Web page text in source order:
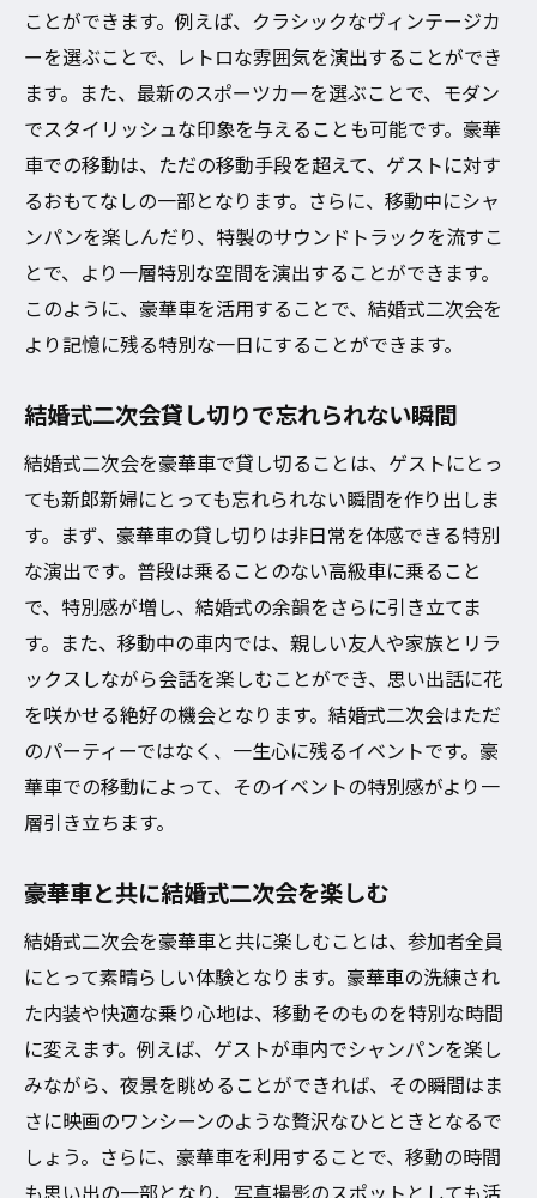
結婚式二次会貸し切りで彩る秘訣
豪華車で二次会を特別にする方法
結婚式二次会貸し切りで華やかに
豪華車で彩る二次会のコツ
結婚式二次会貸し切りで特別な演出を
豪華車と共に二次会を彩る
ことができます。例えば、クラシックなヴィンテージカ
ーを選ぶことで、レトロな雰囲気を演出することができ
ます。また、最新のスポーツカーを選ぶことで、モダン
でスタイリッシュな印象を与えることも可能です。豪華
車での移動は、ただの移動手段を超えて、ゲストに対す
るおもてなしの一部となります。さらに、移動中にシャ
ンパンを楽しんだり、特製のサウンドトラックを流すこ
とで、より一層特別な空間を演出することができます。
このように、豪華車を活用することで、結婚式二次会を
より記憶に残る特別な一日にすることができます。
結婚式二次会貸し切りで忘れられない瞬間
結婚式二次会を豪華車で貸し切ることは、ゲストにとっ
ても新郎新婦にとっても忘れられない瞬間を作り出しま
す。まず、豪華車の貸し切りは非日常を体感できる特別
な演出です。普段は乗ることのない高級車に乗ること
で、特別感が増し、結婚式の余韻をさらに引き立てま
す。また、移動中の車内では、親しい友人や家族とリラ
ックスしながら会話を楽しむことができ、思い出話に花
を咲かせる絶好の機会となります。結婚式二次会はただ
のパーティーではなく、一生心に残るイベントです。豪
華車での移動によって、そのイベントの特別感がより一
層引き立ちます。
豪華車と共に結婚式二次会を楽しむ
結婚式二次会を豪華車と共に楽しむことは、参加者全員
にとって素晴らしい体験となります。豪華車の洗練され
た内装や快適な乗り心地は、移動そのものを特別な時間
に変えます。例えば、ゲストが車内でシャンパンを楽し
みながら、夜景を眺めることができれば、その瞬間はま
さに映画のワンシーンのような贅沢なひとときとなるで
しょう。さらに、豪華車を利用することで、移動の時間
も思い出の一部となり、写真撮影のスポットとしても活